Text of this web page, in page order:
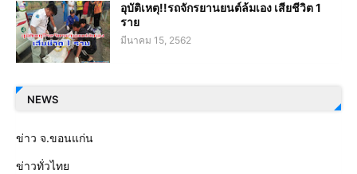
อุบัติเหตุ!!รถจักรยานยนต์ล้มเอง เสียชีวิต 1
ราย
มีนาคม 15, 2562
NEWS
ข่าว จ.ขอนแก่น
ข่าวทั่วไทย